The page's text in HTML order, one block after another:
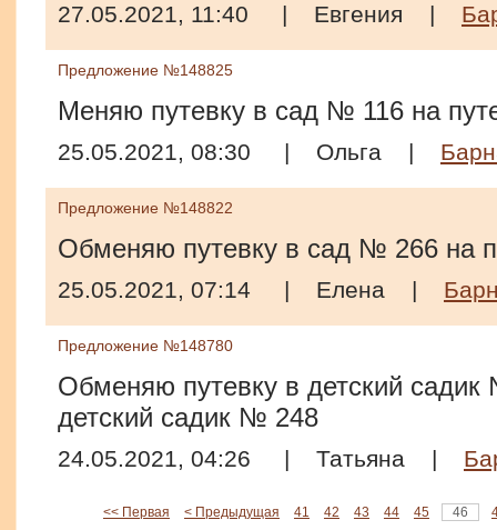
27.05.2021, 11:40 | Евгения |
Предложение №148825
Меняю путевку в сад № 116 на
25.05.2021, 08:30 | Ольга |
Предложение №148822
Обменяю путевку в сад № 266 на
25.05.2021, 07:14 | Елена |
Предложение №148780
Обменяю путевку в детский садик
детский садик № 248
24.05.2021, 04:26 | Татьяна |
<< Первая < Предыдущая 41 42 43 44 45 46